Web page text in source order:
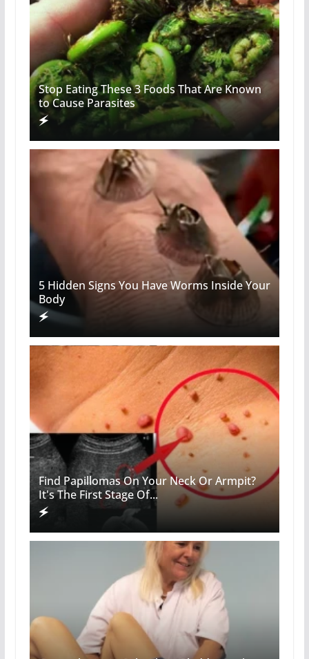
Stop Eating These 3 Foods That Are Known
to Cause Parasites
5 Hidden Signs You Have Worms Inside Your
Body
Find Papillomas On Your Neck Or Armpit?
It's The First Stage Of...